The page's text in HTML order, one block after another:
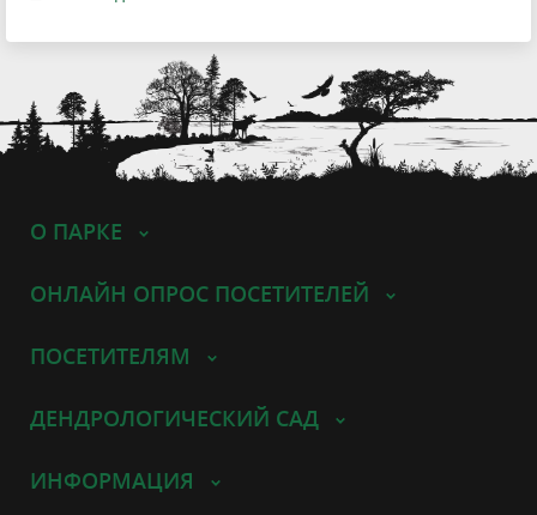
О ПАРКЕ
ОНЛАЙН ОПРОС ПОСЕТИТЕЛЕЙ
ПОСЕТИТЕЛЯМ
ДЕНДРОЛОГИЧЕСКИЙ САД
ИНФОРМАЦИЯ